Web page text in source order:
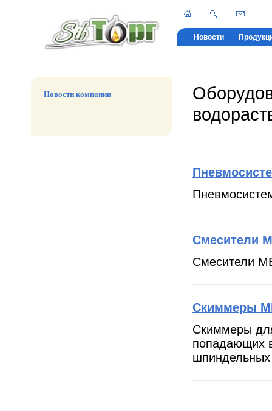
Новости
Новости компании
Смесители
Смесители
Скиммеры
Скиммеры
попадающих
шпиндельных